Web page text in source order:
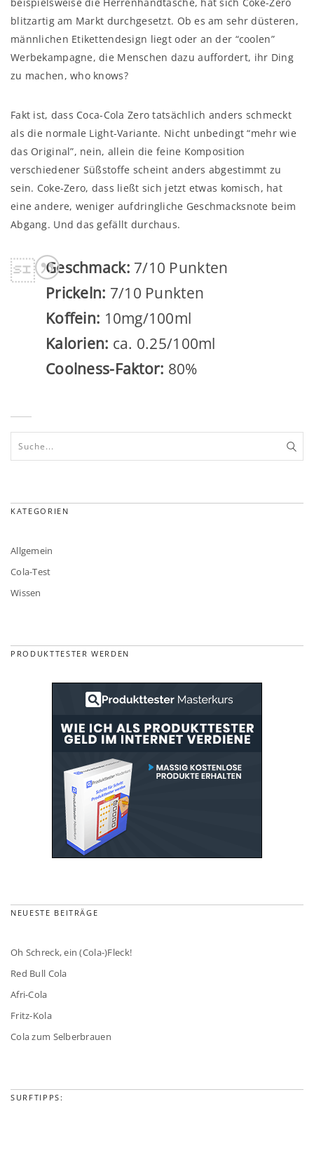
blitzartig am Markt durchgesetzt. Ob es am sehr düsteren,
männlichen Etikettendesign liegt oder an der “coolen”
Werbekampagne, die Menschen dazu auffordert, ihr Ding
zu machen, who knows?
Fakt ist, dass Coca-Cola Zero tatsächlich anders schmeckt
als die normale Light-Variante. Nicht unbedingt “mehr wie
das Original”, nein, allein die feine Komposition
verschiedener Süßstoffe scheint anders abgestimmt zu
sein. Coke-Zero, dass ließt sich jetzt etwas komisch, hat
eine andere, weniger aufdringliche Geschmacksnote beim
Abgang. Und das gefällt durchaus.
Geschmack: 7/10 Punkten
Prickeln: 7/10 Punkten
Koffein: 10mg/100ml
Kalorien: ca. 0.25/100ml
Coolness-Faktor: 80%
KATEGORIEN
Allgemein
Cola-Test
Wissen
PRODUKTTESTER WERDEN
NEUESTE BEITRÄGE
Oh Schreck, ein (Cola-)Fleck!
Red Bull Cola
Afri-Cola
Fritz-Kola
Cola zum Selberbrauen
SURFTIPPS: